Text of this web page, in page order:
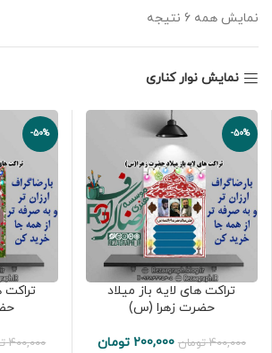
نمایش همه 6 نتیجه
نمایش نوار کناری
-50%
تراکت های لایه باز میلاد
حضرت زهرا (س)
400,000 تومان 200,000 تومان
-50%
تراکت
400,000